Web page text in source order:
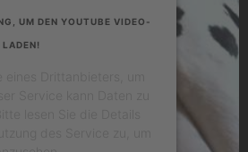
UM DEN YOUTUBE VIDEO-